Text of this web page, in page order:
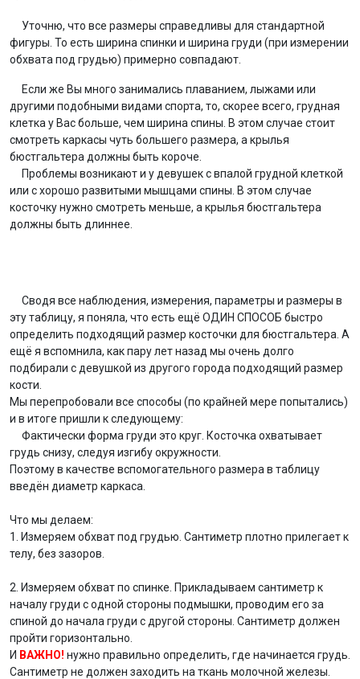
Уточню, что все размеры справедливы для стандартной
фигуры. То есть ширина спинки и ширина груди (при измерении
обхвата под грудью) примерно совпадают.
Если же Вы много занимались плаванием, лыжами или
другими подобными видами спорта, то, скорее всего, грудная
клетка у Вас больше, чем ширина спины. В этом случае стоит
смотреть каркасы чуть большего размера, а крылья
бюстгальтера должны быть короче.
Проблемы возникают и у девушек с впалой грудной клеткой
или с хорошо развитыми мышцами спины. В этом случае
косточку нужно смотреть меньше, а крылья бюстгальтера
должны быть длиннее.
Сводя все наблюдения, измерения, параметры и размеры в
эту таблицу, я поняла, что есть ещё ОДИН СПОСОБ быстро
определить подходящий размер косточки для бюстгальтера. А
ещё я вспомнила, как пару лет назад мы очень долго
подбирали с девушкой из другого города подходящий размер
кости.
Мы перепробовали все способы (по крайней мере попытались)
и в итоге пришли к следующему:
Фактически форма груди это круг. Косточка охватывает
грудь снизу, следуя изгибу окружности.
Поэтому в качестве вспомогательного размера в таблицу
введён диаметр каркаса.
Что мы делаем:
1. Измеряем обхват под грудью. Сантиметр плотно прилегает к
телу, без зазоров.
2. Измеряем обхват по спинке. Прикладываем сантиметр к
началу груди с одной стороны подмышки, проводим его за
спиной до начала груди с другой стороны. Сантиметр должен
пройти горизонтально.
И ВАЖНО! нужно правильно определить, где начинается грудь.
Сантиметр не должен заходить на ткань молочной железы.